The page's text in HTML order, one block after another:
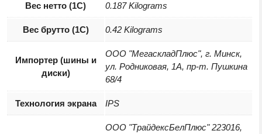
Вес нетто (1С) 0.187 Kilograms
Вес брутто (1С) 0.42 Kilograms
Импортер (шины и
диски)
ООО "МегаскладПлюс", г. Минск,
ул. Родниковая, 1А, пр-т. Пушкина
68/4
Технология экрана IPS
ООО "ТрайдексБелПлюс" 223016,